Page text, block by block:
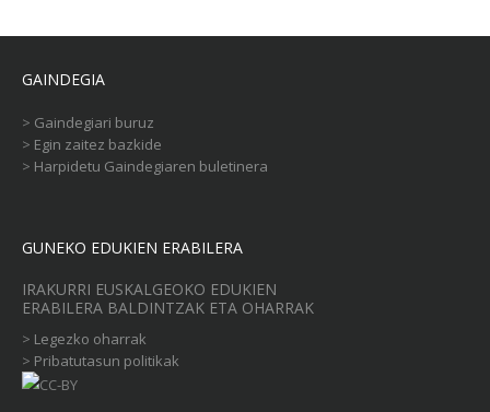
GAINDEGIA
> Gaindegiari buruz
> Egin zaitez bazkide
> Harpidetu Gaindegiaren buletinera
GUNEKO EDUKIEN ERABILERA
IRAKURRI EUSKALGEOKO EDUKIEN
ERABILERA BALDINTZAK ETA OHARRAK
> Legezko oharrak
> Pribatutasun politikak